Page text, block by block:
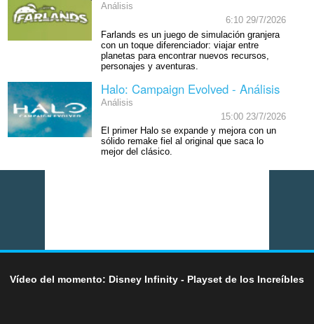
Análisis
6:10 29/7/2026
Farlands es un juego de simulación granjera
con un toque diferenciador: viajar entre
planetas para encontrar nuevos recursos,
personajes y aventuras.
Halo: Campaign Evolved - Análisis
Análisis
15:00 23/7/2026
El primer Halo se expande y mejora con un
sólido remake fiel al original que saca lo
mejor del clásico.
Vídeo del momento: Disney Infinity - Playset de los Increíbles